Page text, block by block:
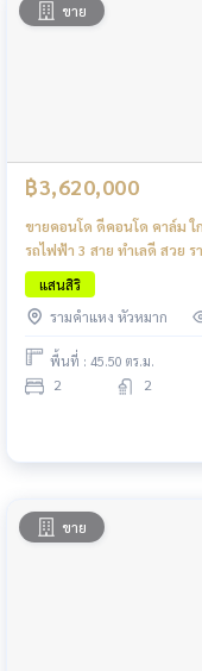
ขาย
฿3,620,000
ขายคอนโด ดีคอนโด คาล์ม ใ
รถไฟฟ้า 3 สาย ทำเลดี สวย ร
แสนสิริ
รามคำแหง หัวหมาก
พื้นที่ : 45.50 ตร.ม.
2 2
ขาย